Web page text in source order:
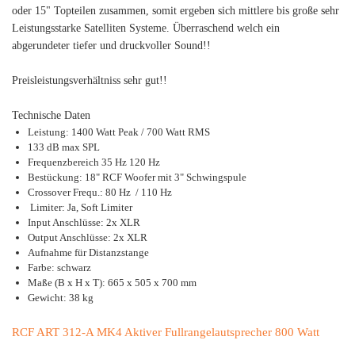
oder 15" Topteilen zusammen, somit ergeben sich mittlere bis große sehr
Leistungsstarke Satelliten Systeme. Überraschend welch ein
abgerundeter tiefer und druckvoller Sound!!
Preisleistungsverhältniss sehr gut!!
Technische Daten
Leistung: 1400 Watt Peak / 700 Watt RMS
133 dB max SPL
Frequenzbereich 35 Hz 120 Hz
Bestückung: 18" RCF Woofer mit 3" Schwingspule
Crossover Frequ.: 80 Hz / 110 Hz
Limiter: Ja, Soft Limiter
Input Anschlüsse: 2x XLR
Output Anschlüsse: 2x XLR
Aufnahme für Distanzstange
Farbe: schwarz
Maße (B x H x T): 665 x 505 x 700 mm
Gewicht: 38 kg
RCF ART 312-A MK4 Aktiver Fullrangelautsprecher 800 Watt